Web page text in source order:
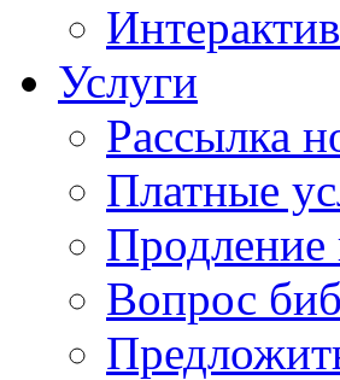
Услуги
Рассылка
Платные
Продление
Вопрос